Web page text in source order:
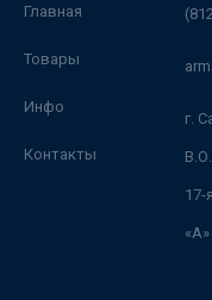
Главная
Товары
Инфо
Контакты
г.
В.О.
17-
«А»